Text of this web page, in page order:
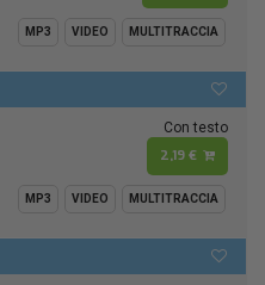
MP3 VIDEO MULTITRACCIA
Con testo
2,19 €
MP3 VIDEO MULTITRACCIA